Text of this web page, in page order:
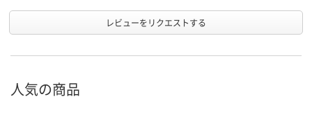
レビューをリクエストする
人気の商品